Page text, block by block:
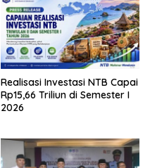
Realisasi Investasi NTB Capai
Rp15,66 Triliun di Semester I
2026